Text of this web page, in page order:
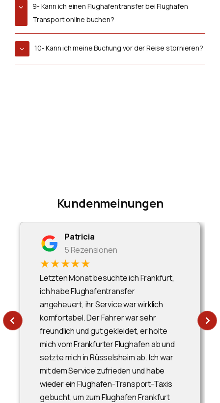
9- Kann ich einen Flughafentransfer bei Flughafen
Transport online buchen?
10- Kann ich meine Buchung vor der Reise stornieren?
Kundenmeinungen
Patricia
5 Rezensionen
★★★★★
Letzten Monat besuchte ich Frankfurt,
ich habe Flughafentransfer
angeheuert, ihr Service war wirklich
komfortabel. Der Fahrer war sehr
freundlich und gut gekleidet, er holte
mich vom Frankfurter Flughafen ab und
setzte mich in Rüsselsheim ab. Ich war
mit dem Service zufrieden und habe
wieder ein Flughafen-Transport-Taxis
gebucht, um zum Flughafen Frankfurt